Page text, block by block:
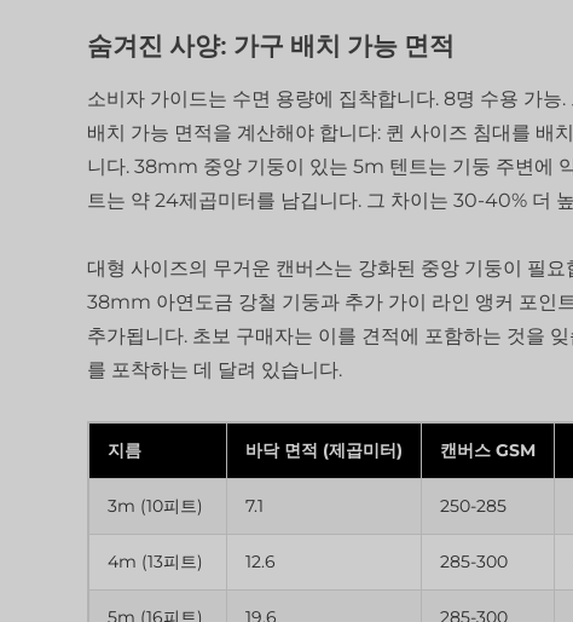
숨겨진 사양: 가구 배치 가능 면적
소비자 가이드는 수면 용량에 집착합니다. 8명 수용 가
배치 가능 면적을 계산해야 합니다: 퀸 사이즈 침대를 배
니다. 38mm 중앙 기둥이 있는 5m 텐트는 기둥 주변에
트는 약 24제곱미터를 남깁니다. 그 차이는 30-40% 더
대형 사이즈의 무거운 캔버스는 강화된 중앙 기둥이 필
38mm 아연도금 강철 기둥과 추가 가이 라인 앵커 포인
추가됩니다. 초보 구매자는 이를 견적에 포함하는 것을
를 포착하는 데 달려 있습니다.
지름 바닥 면적 (제곱미터) 캔버스 GSM
3m (10피트) 7.1 250-285
4m (13피트) 12.6 285-300
5m (16피트) 19.6 285-300